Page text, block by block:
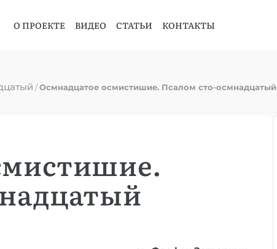
О ПРОЕКТЕ ВИДЕО СТАТЬИ КОНТАКТЫ
/Осмнадцатое осмистишие. Псалом сто-осмнадцатый